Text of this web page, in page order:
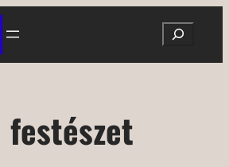
Search
festészet